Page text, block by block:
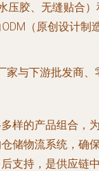
压胶、无缝贴合）
（原创设计
与下游批发商
的产品组合，
储物流系统，确
支持，是供应链